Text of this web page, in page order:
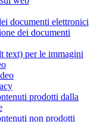
documenti elettronici
dei documenti
text) per le immagini
prodotti dalla
non prodotti